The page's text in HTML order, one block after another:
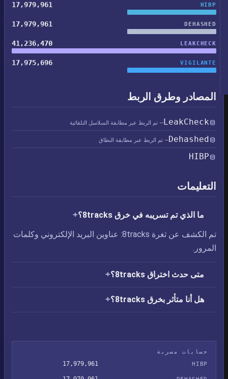
HIBP
17,979,961
DEHASHED
17,979,961
LEAKCHECK
41,236,470
VIGILANTE
17,975,696
المصادر وطرق الربط
LeakCheck— تم الربط عبر مطابقة السلاسل التلقائية
Dehashed— تم الربط عبر مطابقة النطاق
HIBP
التعليمات
ما الذي تم تسريبه في خرق 8tracks؟
تم الكشف عن ثغرة 8tracks: عناوين البريد الإلكتروني وكلمات
المرور.
متى حدث اختراق 8tracks؟
هل أنا متأثر بخرق 8tracks؟
حسابات مسربة
HIBP
17,979,961